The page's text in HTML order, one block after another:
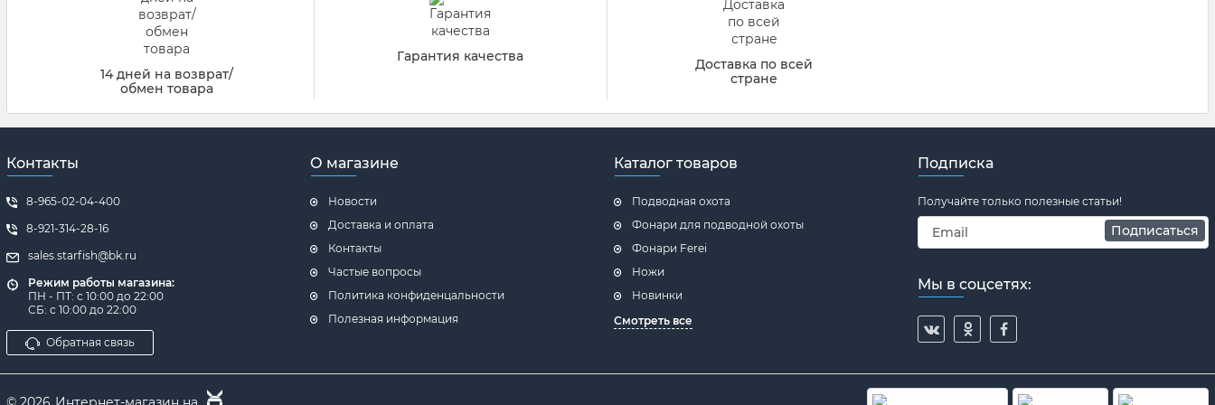
14 дней на возврат/
обмен товара
Гарантия качества
Доставка по всей
стране
Контакты
8-965-02-04-400
8-921-314-28-16
sales.starfish@bk.ru
Режим работы магазина:
ПН - ПТ: с 10:00 до 22:00
СБ: с 10:00 до 22:00
Обратная связь
О магазине
Новости
Доставка и оплата
Контакты
Частые вопросы
Политика конфиденцальности
Полезная информация
Каталог товаров
Подводная охота
Фонари для подводной охоты
Фонари Ferei
Ножи
Новинки
Смотреть все
Подписка
Получайте только полезные статьи!
Подписаться
Мы в соцсетях: